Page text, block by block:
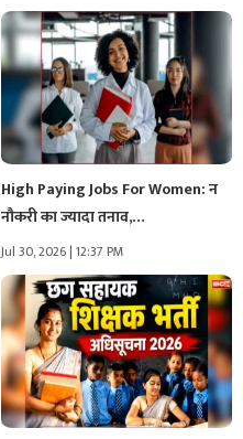
High Paying Jobs For Women: न
नौकरी का ज्यादा तनाव,…
Jul 30, 2026 | 12:37 PM